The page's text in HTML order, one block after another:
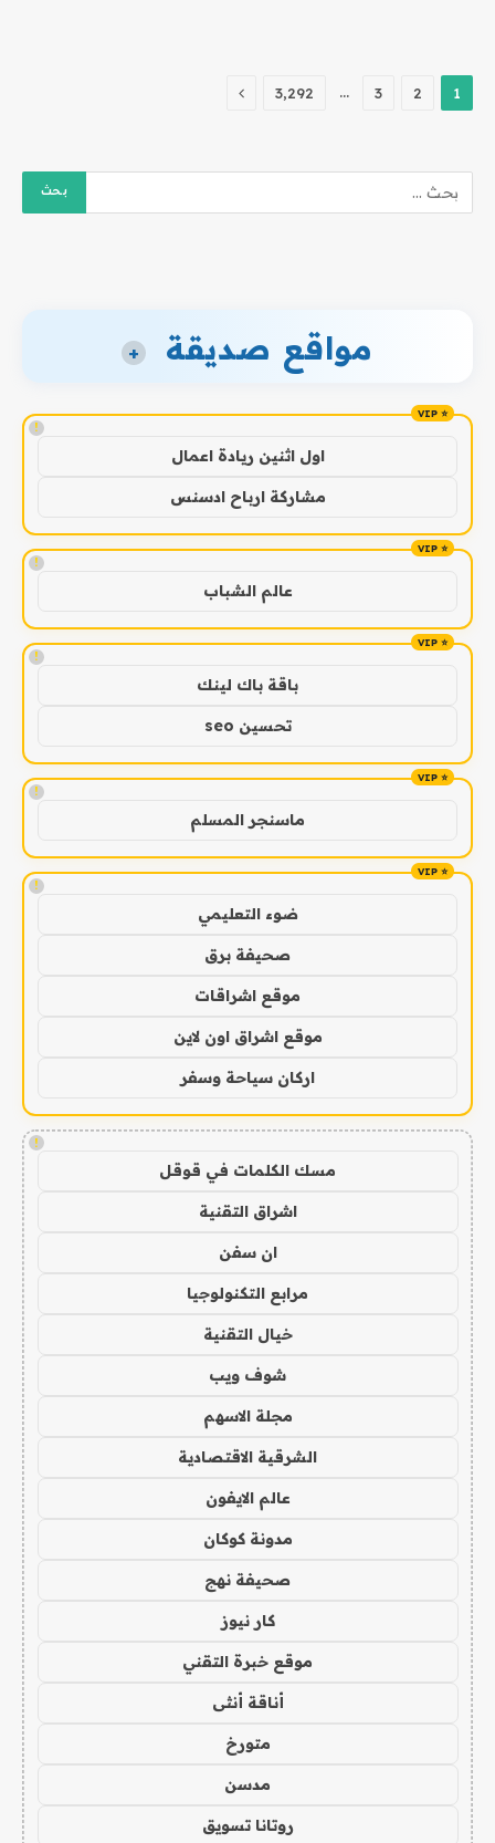
1
2
3
… 3٬292 التالي
مواقع صديقة +
!
اول اثنين ريادة اعمال
مشاركة ارباح ادسنس
!
عالم الشباب
!
باقة باك لينك
تحسين seo
!
ماسنجر المسلم
!
ضوء التعليمي
صحيفة برق
موقع اشراقات
موقع اشراق اون لاين
اركان سياحة وسفر
!
مسك الكلمات في قوقل
اشراق التقنية
ان سفن
مرابع التكنولوجيا
خيال التقنية
شوف ويب
مجلة الاسهم
الشرقية الاقتصادية
عالم الايفون
مدونة كوكان
صحيفة نهج
كار نيوز
موقع خبرة التقني
أناقة أنثى
متورخ
مدسن
روتانا تسويق